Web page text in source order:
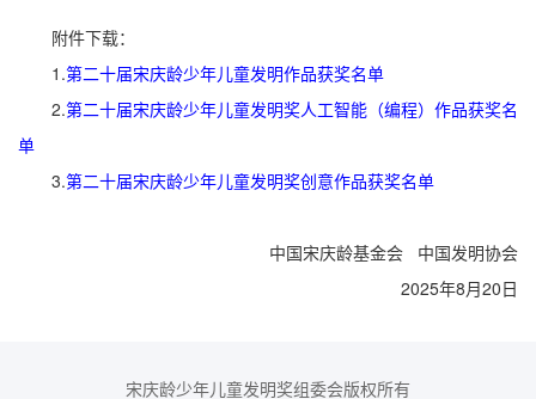
附件下载：
1.第二十届宋庆龄少年儿童发明作品获奖名单
2.第二十届宋庆龄少年儿童发明奖人工智能（编程）作品获奖名
单
3.第二十届宋庆龄少年儿童发明奖创意作品获奖名单
中国宋庆龄基金会 中国发明协会
2025年8月20日
宋庆龄少年儿童发明奖组委会版权所有